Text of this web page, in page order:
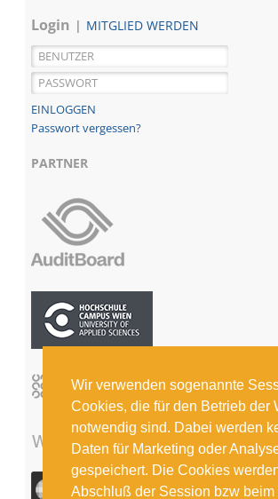
Wir verwenden sogenannte
Cookies, die für den Betrieb der
notwendig sind. Dabei werden
Daten für Marketing oder
gespeichert. Die Cookies
Abschluß der Session bzw
Login
MITGLIED WERDEN
Passwort vergessen?
PARTNER